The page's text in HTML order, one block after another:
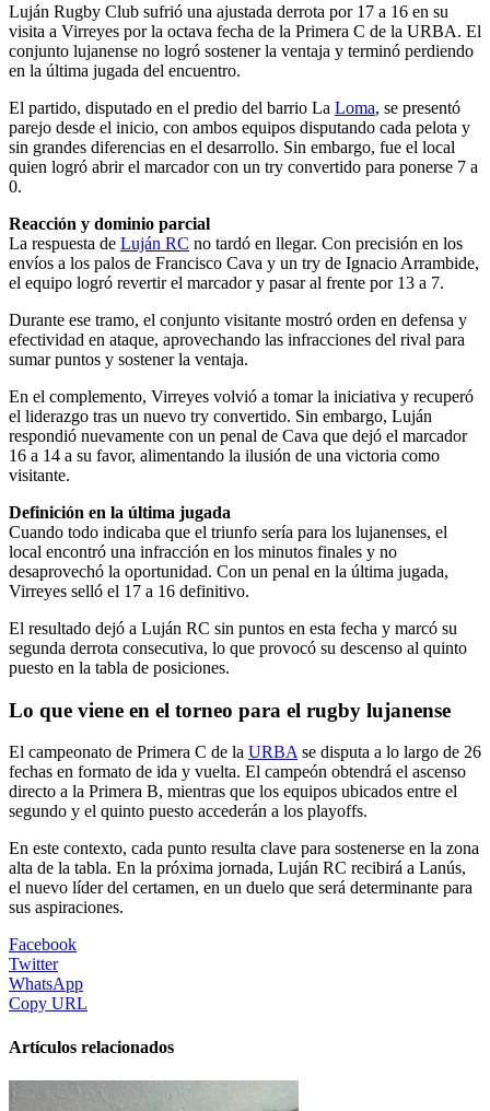
Luján Rugby Club sufrió una ajustada derrota por 17 a 16 en su
visita a Virreyes por la octava fecha de la Primera C de la URBA. El
conjunto lujanense no logró sostener la ventaja y terminó perdiendo
en la última jugada del encuentro.
El partido, disputado en el predio del barrio La Loma, se presentó
parejo desde el inicio, con ambos equipos disputando cada pelota y
sin grandes diferencias en el desarrollo. Sin embargo, fue el local
quien logró abrir el marcador con un try convertido para ponerse 7 a
0.
Reacción y dominio parcial
La respuesta de Luján RC no tardó en llegar. Con precisión en los
envíos a los palos de Francisco Cava y un try de Ignacio Arrambide,
el equipo logró revertir el marcador y pasar al frente por 13 a 7.
Durante ese tramo, el conjunto visitante mostró orden en defensa y
efectividad en ataque, aprovechando las infracciones del rival para
sumar puntos y sostener la ventaja.
En el complemento, Virreyes volvió a tomar la iniciativa y recuperó
el liderazgo tras un nuevo try convertido. Sin embargo, Luján
respondió nuevamente con un penal de Cava que dejó el marcador
16 a 14 a su favor, alimentando la ilusión de una victoria como
visitante.
Definición en la última jugada
Cuando todo indicaba que el triunfo sería para los lujanenses, el
local encontró una infracción en los minutos finales y no
desaprovechó la oportunidad. Con un penal en la última jugada,
Virreyes selló el 17 a 16 definitivo.
El resultado dejó a Luján RC sin puntos en esta fecha y marcó su
segunda derrota consecutiva, lo que provocó su descenso al quinto
puesto en la tabla de posiciones.
Lo que viene en el torneo para el rugby lujanense
El campeonato de Primera C de la URBA se disputa a lo largo de 26
fechas en formato de ida y vuelta. El campeón obtendrá el ascenso
directo a la Primera B, mientras que los equipos ubicados entre el
segundo y el quinto puesto accederán a los playoffs.
En este contexto, cada punto resulta clave para sostenerse en la zona
alta de la tabla. En la próxima jornada, Luján RC recibirá a Lanús,
el nuevo líder del certamen, en un duelo que será determinante para
sus aspiraciones.
Facebook
Twitter
WhatsApp
Copy URL
Artículos relacionados